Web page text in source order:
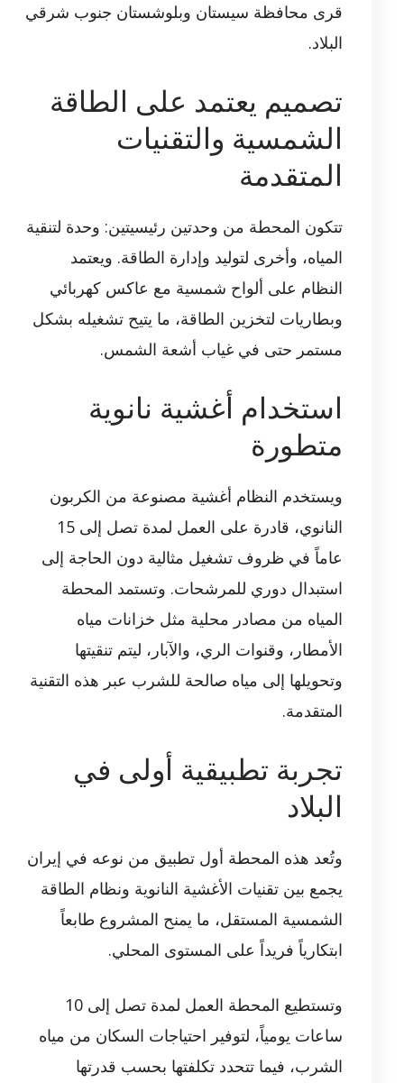
قرى محافظة سيستان وبلوشستان جنوب شرقي
البلاد.
تصميم يعتمد على الطاقة
الشمسية والتقنيات
المتقدمة
تتكون المحطة من وحدتين رئيسيتين: وحدة لتنقية
المياه، وأخرى لتوليد وإدارة الطاقة. ويعتمد
النظام على ألواح شمسية مع عاكس كهربائي
وبطاريات لتخزين الطاقة، ما يتيح تشغيله بشكل
مستمر حتى في غياب أشعة الشمس.
استخدام أغشية نانوية
متطورة
ويستخدم النظام أغشية مصنوعة من الكربون
النانوي، قادرة على العمل لمدة تصل إلى 15
عاماً في ظروف تشغيل مثالية دون الحاجة إلى
استبدال دوري للمرشحات. وتستمد المحطة
المياه من مصادر محلية مثل خزانات مياه
الأمطار، وقنوات الري، والآبار، ليتم تنقيتها
وتحويلها إلى مياه صالحة للشرب عبر هذه التقنية
المتقدمة.
تجربة تطبيقية أولى في
البلاد
وتُعد هذه المحطة أول تطبيق من نوعه في إيران
يجمع بين تقنيات الأغشية النانوية ونظام الطاقة
الشمسية المستقل، ما يمنح المشروع طابعاً
ابتكارياً فريداً على المستوى المحلي.
وتستطيع المحطة العمل لمدة تصل إلى 10
ساعات يومياً، لتوفير احتياجات السكان من مياه
الشرب، فيما تتحدد تكلفتها بحسب قدرتها